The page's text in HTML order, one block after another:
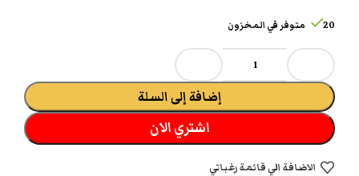
20 متوفر في المخزون
إضافة إلى السلة
اشتري الان
الاضافة الي قائمة رغباتي